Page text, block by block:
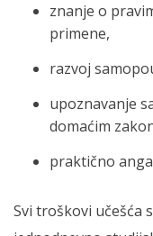
znanje o
primene,
razvoj
upoznavanje
domaćim
praktično
Svi troškovi učešća